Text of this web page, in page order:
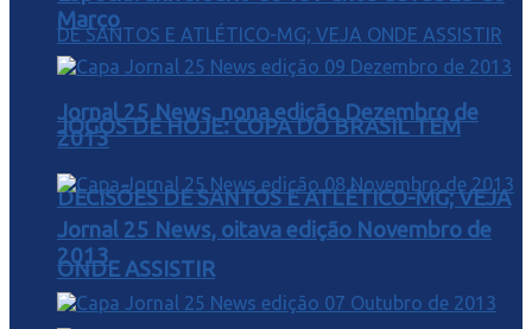
JOGOS DE HOJE: COPA DO BRASIL TEM
DECISÕES DE SANTOS E ATLÉTICO-MG; VEJA
ONDE ASSISTIR
Março
Jornal 25 News, nona edição Dezembro de
2013
Jornal 25 News, oitava edição Novembro de
2013